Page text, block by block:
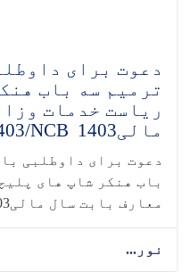
دعوت برای
ترمیم سه باب
ریاست خدمات
مالی1403 MOE/W-15/1403/NCB
دعوت برای داوطلبی
باب هنکر شاپ های
معارف بابت سال مالی1403 MOE/W-15/1403/NCB
نور...